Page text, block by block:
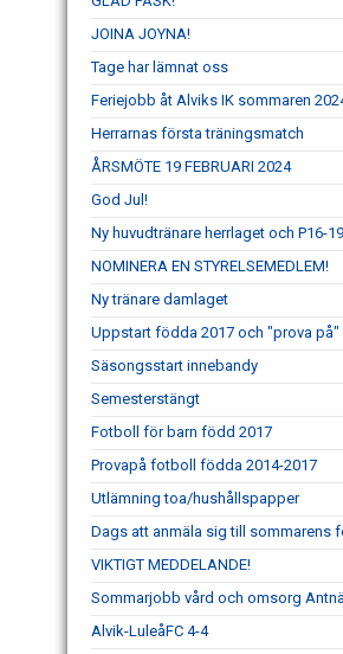
JOINA JOYNA!
Tage har lämnat oss
Feriejobb åt Alviks IK sommaren
Herrarnas första träningsmatch
ÅRSMÖTE 19 FEBRUARI 2024
God Jul!
Ny huvudtränare herrlaget och P16-19
NOMINERA EN STYRELSEMEDLEM!
Ny tränare damlaget
Uppstart födda 2017 och "prova på"
Säsongsstart innebandy
Semesterstängt
Fotboll för barn född 2017
Provapå fotboll födda 2014-2017
Utlämning toa/hushållspapper
Dags att anmäla sig till sommarens
VIKTIGT MEDDELANDE!
Sommarjobb vård och omsorg
Alvik-LuleåFC 4-4